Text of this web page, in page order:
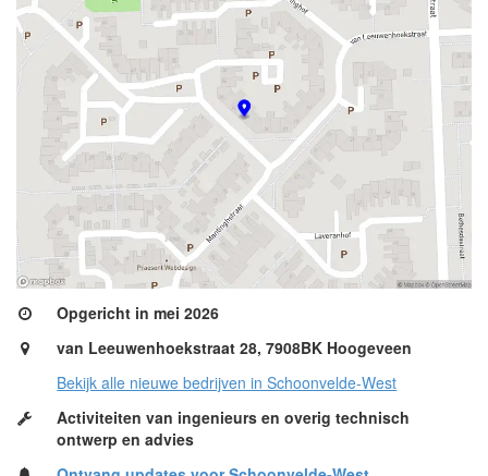
Opgericht in mei 2026
van Leeuwenhoekstraat 28, 7908BK Hoogeveen
Bekijk alle nieuwe bedrijven in Schoonvelde-West
Activiteiten van ingenieurs en overig technisch
ontwerp en advies